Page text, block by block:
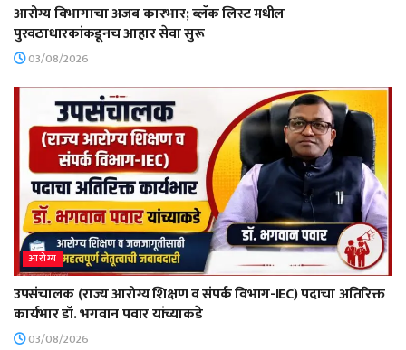
आरोग्य विभागाचा अजब कारभार; ब्लॅक लिस्ट मधील
पुरवठाधारकांकडूनच आहार सेवा सुरू
03/08/2026
आरोग्य
उपसंचालक (राज्य आरोग्य शिक्षण व संपर्क विभाग-IEC) पदाचा अतिरिक्त
कार्यभार डॉ. भगवान पवार यांच्याकडे
03/08/2026